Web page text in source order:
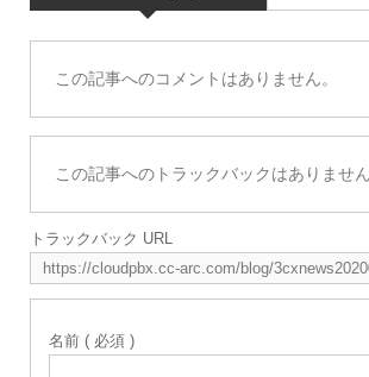
この記事へのコメントはありません。
この記事へのトラックバックはありません
トラックバック URL
名前 ( 必須 )